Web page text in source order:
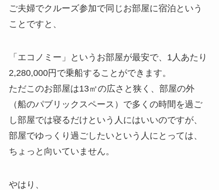
ご夫婦でクルーズ参加で同じお部屋に宿泊という
ことですと、
「エコノミー」というお部屋が最安で、1人あたり
2,280,000円で乗船することができます。
ただこのお部屋は13㎡の広さと狭く、部屋の外
（船のパブリックスペース）で多くの時間を過ご
し部屋では寝るだけという人にはいいのですが、
部屋でゆっくり過ごしたいという人にとっては、
ちょっと向いていません。
やはり、